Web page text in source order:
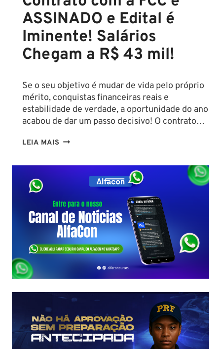
ASSINADO e Edital é
Iminente! Salários
Chegam a R$ 43 mil!
Se o seu objetivo é mudar de vida pelo próprio
mérito, conquistas financeiras reais e
estabilidade de verdade, a oportunidade do ano
acabou de dar um passo decisivo! O contrato…
LEIA MAIS CONCURSO
SC:
CONTRATO
A
FCC
É
ASSINADO
E
EDITAL
SALÁRIOS
A
R$
43